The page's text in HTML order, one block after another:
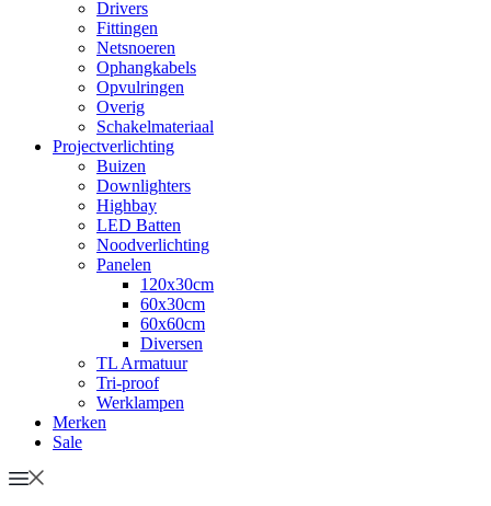
Drivers
Fittingen
Netsnoeren
Ophangkabels
Opvulringen
Overig
Schakelmateriaal
Projectverlichting
Buizen
Downlighters
Highbay
LED Batten
Noodverlichting
Panelen
120x30cm
60x30cm
60x60cm
Diversen
TL Armatuur
Tri-proof
Werklampen
Merken
Sale